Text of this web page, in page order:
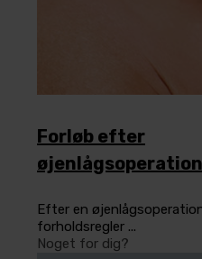
Forløb efter
øjenlågsoperation
Efter en
forholdsregler ...
Noget for dig?